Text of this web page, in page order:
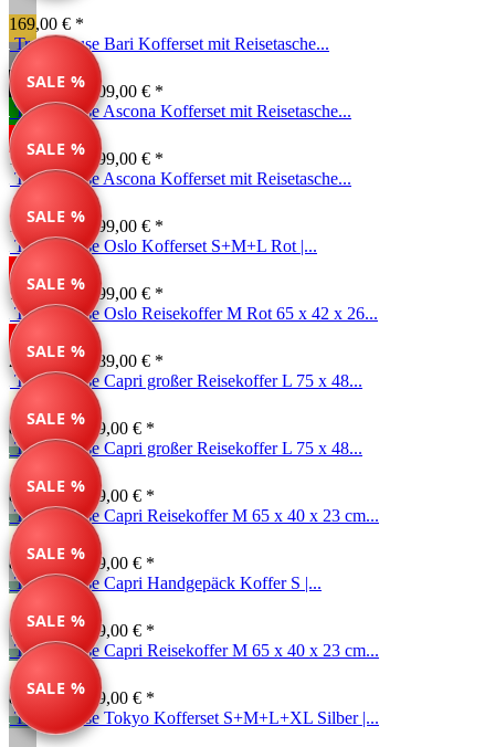
169,00 € *
SALE %
Travelhouse Bari Kofferset mit Reisetasche...
149,99 € * 209,00 € *
SALE %
Travelhouse Ascona Kofferset mit Reisetasche...
139,99 € * 199,00 € *
SALE %
Travelhouse Ascona Kofferset mit Reisetasche...
139,99 € * 199,00 € *
SALE %
Travelhouse Oslo Kofferset S+M+L Rot |...
717,00 € * 799,00 € *
SALE %
Travelhouse Oslo Reisekoffer M Rot 65 x 42 x 26...
249,00 € * 289,00 € *
SALE %
Travelhouse Capri großer Reisekoffer L 75 x 48...
89,99 € *189,00 € *
SALE %
Travelhouse Capri großer Reisekoffer L 75 x 48...
89,99 € *189,00 € *
SALE %
Travelhouse Capri Reisekoffer M 65 x 40 x 23 cm...
84,99 € *169,00 € *
SALE %
Travelhouse Capri Handgepäck Koffer S |...
74,99 € *149,00 € *
SALE %
Travelhouse Capri Reisekoffer M 65 x 40 x 23 cm...
84,99 € *169,00 € *
Travelhouse Tokyo Kofferset S+M+L+XL Silber |...